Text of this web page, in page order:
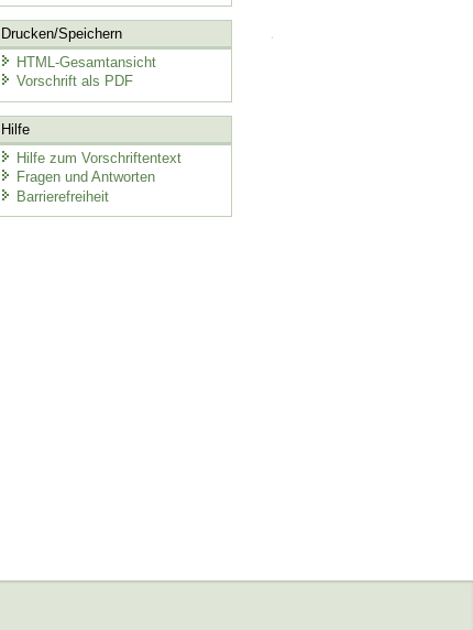
Drucken/Speichern
HTML-Gesamtansicht
Vorschrift als PDF
Hilfe
Hilfe zum Vorschriftentext
Fragen und Antworten
Barrierefreiheit